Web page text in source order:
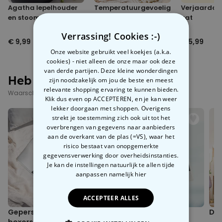
Agatha lepelhouder
en stoom releaser
€ 9,99
Temperatuurgevoelige
€ 19,99
kat
€ 5,99
Heb je deze al gezien?
Waarschijnlijk interesseren deze producten je ook
Gepersonaliseerde
Verrassing! Cookies :-)
Onze website gebruikt veel koekjes (a.k.a.
cookies) - niet alleen de onze maar ook deze
van derde partijen. Deze kleine wonderdingen
zijn noodzakelijk om jou de beste en meest
relevante shopping ervaring te kunnen bieden.
Klik dus even op ACCEPTEREN, en je kan weer
lekker doorgaan met shoppen. Overigens
strekt je toestemming zich ook uit tot het
overbrengen van gegevens naar aanbieders
aan de overkant van de plas (=VS), waar het
risico bestaat van onopgemerkte
gegevensverwerking door overheidsinstanties.
Je kan de instellingen natuurlijk te allen tijde
aanpassen namelijk hier
ACCEPTEER ALLES